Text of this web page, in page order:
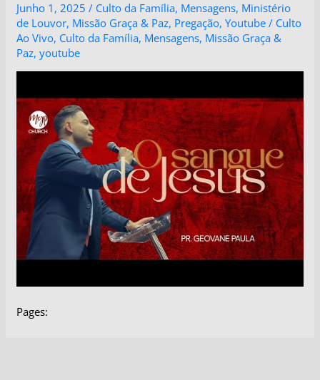
Junho 1, 2025 / Culto da Família, Mensagens, Ministério
de Louvor, Missão Graça & Paz, Pregação,Youtube / Culto
Ao Vivo, Culto da Família, Mensagens, Missão Graça &
Paz,youtube
Pages: